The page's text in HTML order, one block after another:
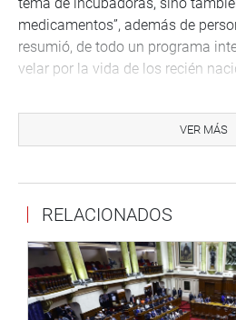
medicamentos”, además de
resumió, de todo un programa
velar por la vida de los recién
conjunto desplegado en su
reducción de la mortalidad
Existe una importante incidencia
prematuros. Este año han nacido
de estos, 17 mil fueron
semanas de gestación y bajo
Tomás en sesión de la Comisión.
VER MÁS
RELACIONADOS